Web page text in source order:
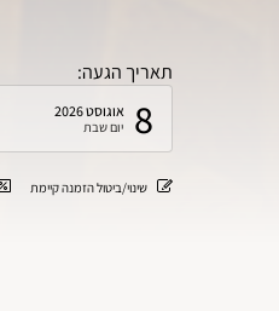
תאריך הגעה:
8 אוגוסט 2026
יום שבת
שינוי/ביטול הזמנה קיימת